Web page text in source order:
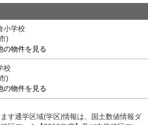
小学校
)
の物件を見る
校
)
の物件を見る
す通学区域(学区)情報は、国土数値情報ダ